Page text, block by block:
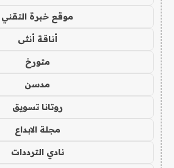
موقع خبرة التقني
أناقة أنثى
متورخ
مدسن
روتانا تسويق
مجلة الابداع
نادي الترددات